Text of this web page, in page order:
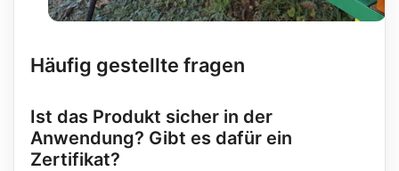
Häufig gestellte fragen
Ist das Produkt sicher in der
Anwendung? Gibt es dafür ein
Zertifikat?